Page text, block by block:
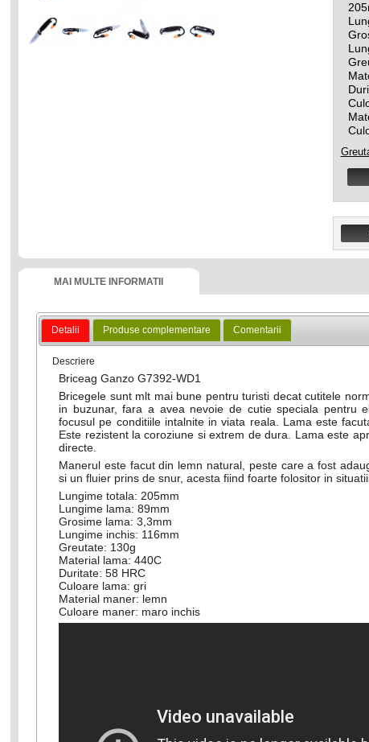
MAI MULTE INFORMATII
Detalii Produse complementare Comentarii
Descriere
Briceag Ganzo G7392-WD1
Bricegele sunt mlt mai bune pentru turisti decat cutitele
in buzunar, fara a avea nevoie de cutie speciala pentru
focusul pe conditiile intalnite in viata reala. Lama este
Este rezistent la coroziune si extrem de dura. Lama este
directe.
Manerul este facut din lemn natural, peste care a fost
si un fluier prins de snur, acesta fiind foarte folositor in
Lungime totala: 205mm
Lungime lama: 89mm
Grosime lama: 3,3mm
Lungime inchis: 116mm
Greutate: 130g
Material lama: 440C
Duritate: 58 HRC
Culoare lama: gri
Material maner: lemn
Culoare maner: maro inchis